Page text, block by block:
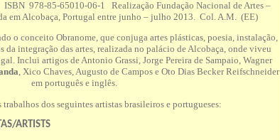
978-85-65010-06-1 Realização Fundação Nacional de Artes –
em Alcobaça, Portugal entre junho – julho 2013. Col. A.M. (EE)
o conceito Obranome, que conjuga artes plásticas, poesia, instalação,
da integração das artes, realizada no palácio de Alcobaça, onde viveu
Inclui artigos de Antonio Grassi, Jorge Pereira de Sampaio, Wagner
, Xico Chaves, Augusto de Campos e Oto Dias Becker Reifschneider
em português e inglês.
dos seguintes artistas brasileiros e portugueses:
ARTISTS